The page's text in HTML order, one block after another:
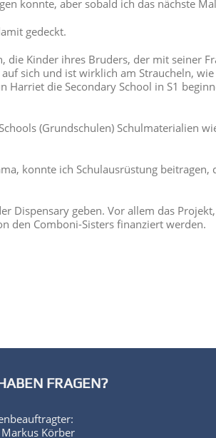
konnte, aber sobald ich das nächste
gedeckt.
Kinder ihres Bruders, der mit seiner
sich und ist wirklich am Straucheln,
die Secondary School in S1
(Grundschulen) Schulmaterialien
konnte ich Schulausrüstung
Dispensary geben. Vor allem das
den Comboni-Sisters finanziert werden.
FRAGEN?
Markus Körber